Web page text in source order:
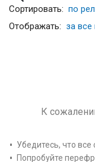
Сортировать: по
Отображать: за все
К
Убедитесь, что
Попробуйте